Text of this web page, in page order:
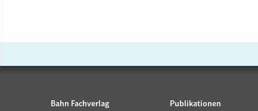
Bahn Fachverlag Publikationen